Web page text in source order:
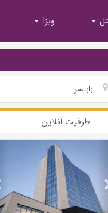
ویزا
بابلسر
ظرفیت آنلاین